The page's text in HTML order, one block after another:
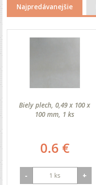
Najpredávanejšie
Biely plech, 0,49 x 100 x
100 mm, 1 ks
0.6 €
- +